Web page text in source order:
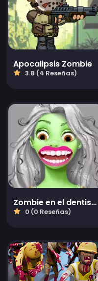
Apocalipsis Zombie
3.8 (4 Reseñas)
Zombie en el dentista
0 (0 Reseñas)